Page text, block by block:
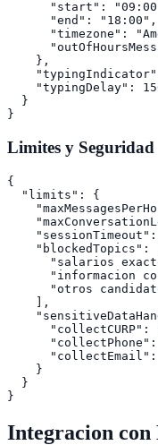
"start":
      "end": "18:00",
"timezone":
    },
"typingDelay":
  }
Limites y Seguridad
{
  "limits": {
    "blockedTopics": [
"salarios
"informacion
"otros
    ],
"collectCURP":
"collectPhone":
    }
  }
Integracion